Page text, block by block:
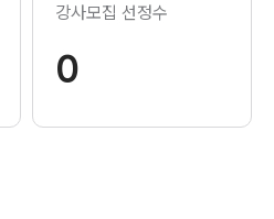
강사모집 선정수
0